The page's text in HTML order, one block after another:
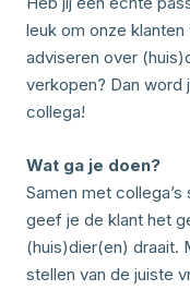
leuk om onze
adviseren over
verkopen? Dan word
collega!
Wat ga je doen?
Samen met
geef je de klant het
(huis)dier(en) draait.
stellen van de juiste